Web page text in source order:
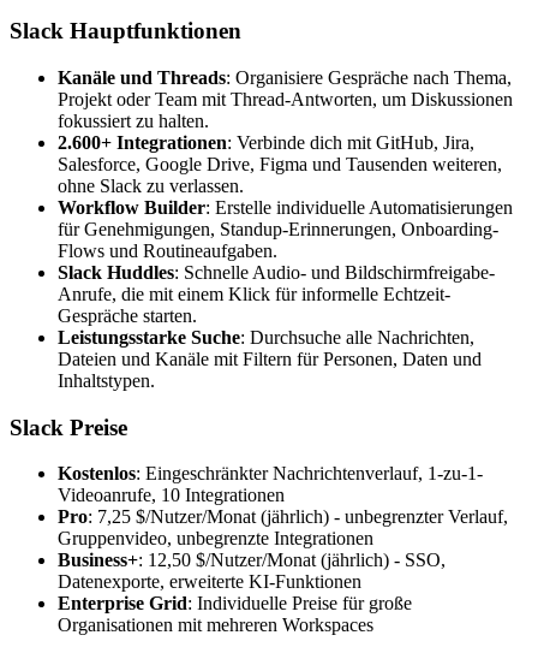
Slack Hauptfunktionen
Kanäle und Threads: Organisiere Gespräche nach Thema,
Projekt oder Team mit Thread-Antworten, um Diskussionen
fokussiert zu halten.
2.600+ Integrationen: Verbinde dich mit GitHub, Jira,
Salesforce, Google Drive, Figma und Tausenden weiteren,
ohne Slack zu verlassen.
Workflow Builder: Erstelle individuelle Automatisierungen
für Genehmigungen, Standup-Erinnerungen, Onboarding-
Flows und Routineaufgaben.
Slack Huddles: Schnelle Audio- und Bildschirmfreigabe-
Anrufe, die mit einem Klick für informelle Echtzeit-
Gespräche starten.
Leistungsstarke Suche: Durchsuche alle Nachrichten,
Dateien und Kanäle mit Filtern für Personen, Daten und
Inhaltstypen.
Slack Preise
Kostenlos: Eingeschränkter Nachrichtenverlauf, 1-zu-1-
Videoanrufe, 10 Integrationen
Pro: 7,25 $/Nutzer/Monat (jährlich) - unbegrenzter Verlauf,
Gruppenvideo, unbegrenzte Integrationen
Business+: 12,50 $/Nutzer/Monat (jährlich) - SSO,
Datenexporte, erweiterte KI-Funktionen
Enterprise Grid: Individuelle Preise für große
Organisationen mit mehreren Workspaces